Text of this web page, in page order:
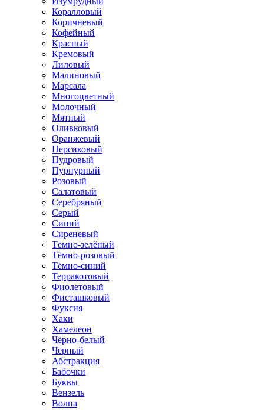
Коралловый
Коричневый
Кофейный
Красный
Кремовый
Лиловый
Малиновый
Марсала
Многоцветный
Молочный
Мятный
Оливковый
Оранжевый
Персиковый
Пудровый
Пурпурный
Розовый
Салатовый
Серебряный
Серый
Синий
Сиреневый
Тёмно-зелёный
Тёмно-розовый
Тёмно-синий
Терракотовый
Фиолетовый
Фисташковый
Фуксия
Хаки
Хамелеон
Чёрно-белый
Чёрный
Абстракция
Бабочки
Буквы
Вензель
Волна